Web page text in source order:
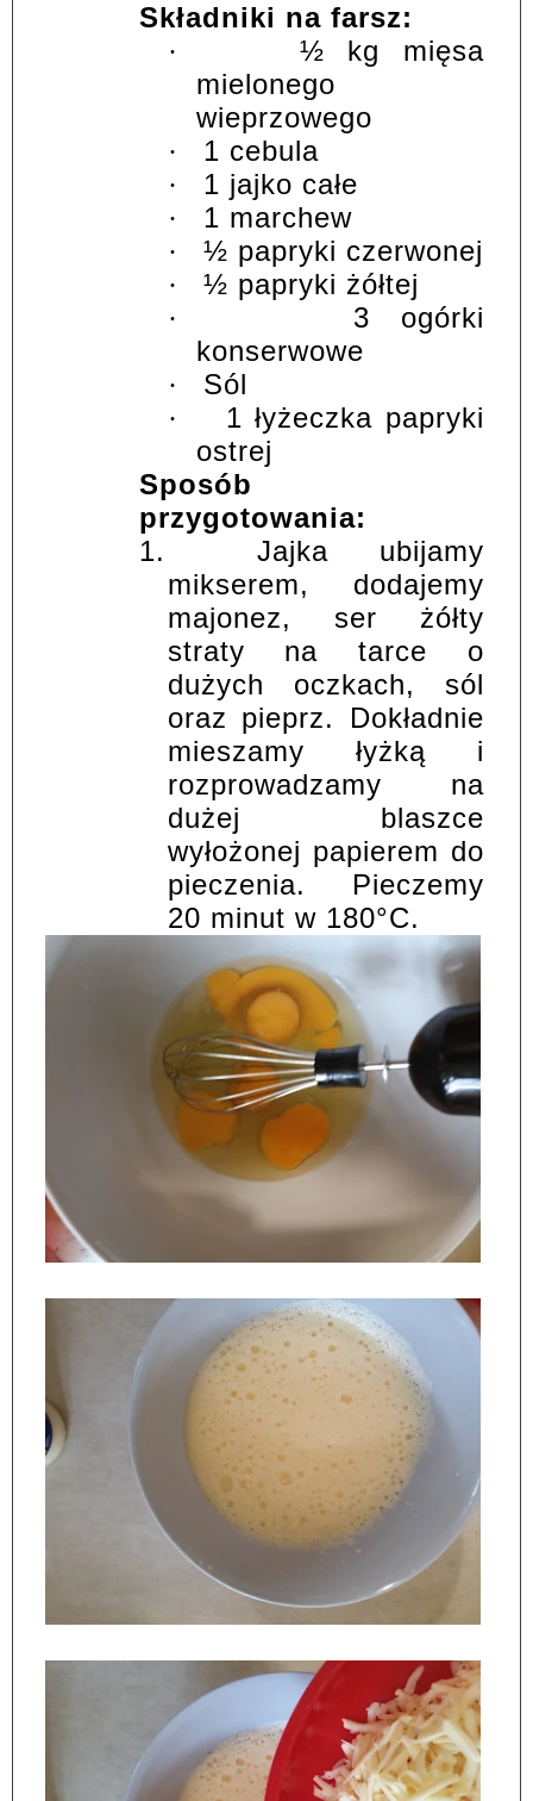
Składniki na farsz:
·
½ kg mięsa
mielonego
wieprzowego
· 1 cebula
· 1 jajko całe
· 1 marchew
· ½ papryki czerwonej
· ½ papryki żółtej
·
3 ogórki
konserwowe
· Sól
·
1 łyżeczka papryki
ostrej
Sposób
przygotowania:
1.
Jajka ubijamy
mikserem, dodajemy
majonez, ser żółty
straty na tarce o
dużych oczkach, sól
oraz pieprz. Dokładnie
mieszamy łyżką i
rozprowadzamy na
dużej blaszce
wyłożonej papierem do
pieczenia. Pieczemy
20 minut w 180°C.